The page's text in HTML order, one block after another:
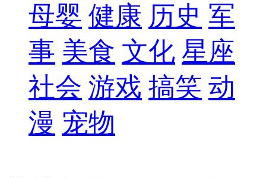
母婴 健康 历史 军
事 美食 文化 星座
社会 游戏 搞笑 动
漫 宠物